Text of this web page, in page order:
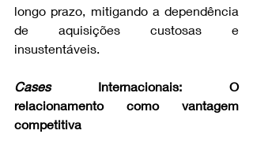
longo prazo, mitigando a dependência
de aquisições custosas e
insustentáveis.
Cases Internacionais: O
relacionamento como vantagem
competitiva